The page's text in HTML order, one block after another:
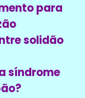
para
solidão
síndrome